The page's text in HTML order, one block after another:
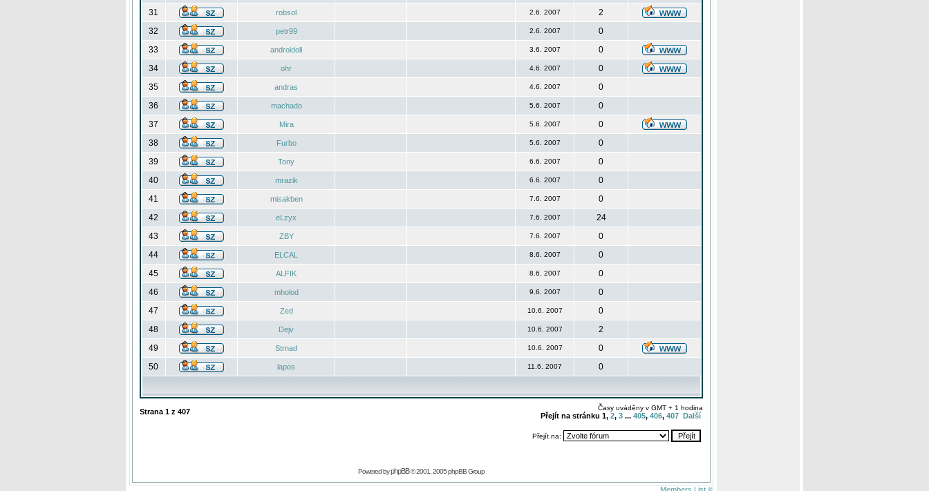
31
robsol 2.6. 2007
2
32
petr99 2.6. 2007
0
33
androidoll 3.6. 2007
0
34
ohr 4.6. 2007
0
35
andras 4.6. 2007
0
36
machado 5.6. 2007
0
37
Mira 5.6. 2007
0
38
Furbo 5.6. 2007
0
39
Tony 6.6. 2007
0
40
mrazik 6.6. 2007
0
41
misakben 7.6. 2007
0
42
eLzyx 7.6. 2007
24
43
ZBY 7.6. 2007
0
44
ELCAL 8.6. 2007
0
45
ALFIK 8.6. 2007
0
46
mholod 9.6. 2007
0
47
Zed 10.6. 2007
0
48
Dejv 10.6. 2007
2
49
Strnad 10.6. 2007
0
50
lapos 11.6. 2007 0
Strana 1 z 407 Časy uváděny v GMT + 1 hodina
Přejít na stránku 1, 2, 3 ... 405, 406, 407 Další
Přejít na:
Powered byphpBB© 2001, 2005 phpBB Group